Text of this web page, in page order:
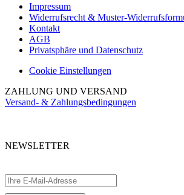
Impressum
Widerrufsrecht & Muster-
Kontakt
AGB
Privatsphäre und Datenschutz
Cookie Einstellungen
ZAHLUNG UND VERSAND
Versand- & Zahlungsbedingungen
NEWSLETTER